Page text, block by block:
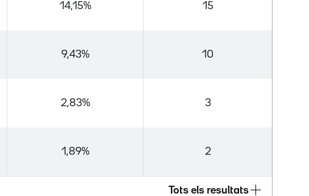
14,15% 15
9,43% 10
2,83% 3
1,89% 2
Tots els resultats